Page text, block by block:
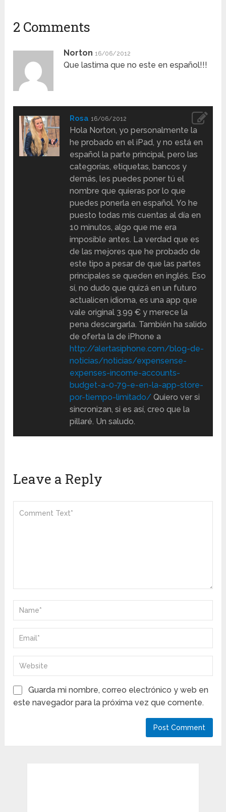
2 Comments
Norton 16/06/2012
Que lastima que no este en español!!!
Rosa 16/06/2012
Hola Norton, yo personalmente la
he probado en el iPad, y no está en
español la parte principal, pero las
categorías, etiquetas, bancos y
demás, les puedes poner tú el
nombre que quieras por lo que
puedes ponerla en español. Yo he
puesto todas mis cuentas al día en
10 minutos, algo que me era
imposible antes. La verdad que es
de las mejores que he probado de
este tipo a pesar de que las partes
principales se queden en inglés. Eso
sí, no dudo que quizá en un futuro
actualicen idioma, es una app que
vale original 3.99 € y merece la
pena descargarla. También ha salido
de oferta la de iPhone a
http://alertasiphone.com/blog-de-
noticias/noticias/expensense-
expenses-income-accounts-
budget-a-0-79-e-en-la-app-store-
por-tiempo-limitado/Quiero ver si
sincronizan, si es así, creo que la
pillaré. Un saludo.
Leave a Reply
Guarda mi nombre, correo electrónico y web en
este navegador para la próxima vez que comente.